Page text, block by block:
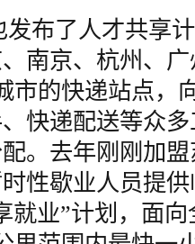
布了人才共享
南京、杭州、
市的快递站点，
快递配送等众
。去年刚刚加
性歇业人员提
就业”计划，面